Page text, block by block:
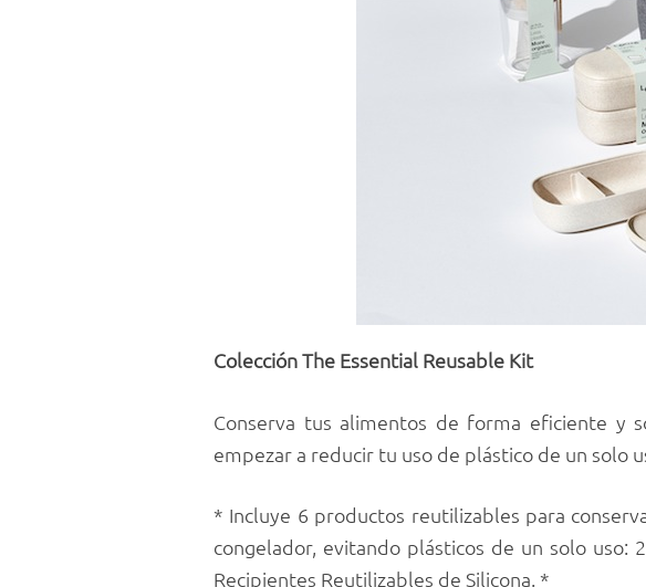
Colección The Essential Reusable Kit
Conserva tus alimentos de forma eficiente y
empezar a reducir tu uso de plástico de un solo
* Incluye 6 productos reutilizables para
congelador, evitando plásticos de un solo uso:
Recipientes Reutilizables de Silicona. *